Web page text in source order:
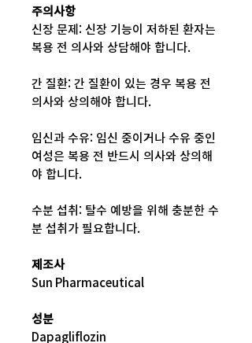
주의사항
신장 문제: 신장 기능이 저하된 환자는
복용 전 의사와 상담해야 합니다.
간 질환: 간 질환이 있는 경우 복용 전
의사와 상의해야 합니다.
임신과 수유: 임신 중이거나 수유 중인
여성은 복용 전 반드시 의사와 상의해
야 합니다.
수분 섭취: 탈수 예방을 위해 충분한 수
분 섭취가 필요합니다.
제조사
Sun Pharmaceutical
성분
Dapagliflozin